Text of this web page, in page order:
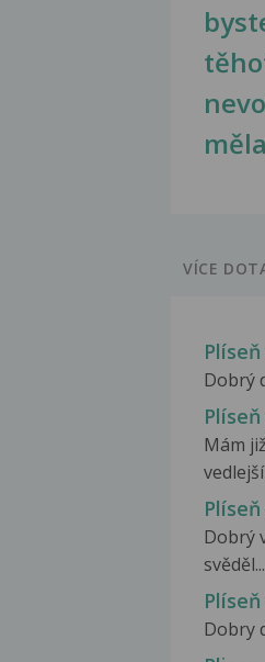
VÍCE
Dobrý
Mám
Dobrý
Dobry